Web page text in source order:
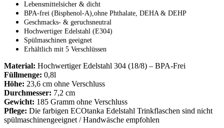
Lebensmittelsicher & dicht
BPA-frei (Bisphenol-A),ohne Phthalate, DEHA & DEHP
Geschmacks- & geruchsneutral
Hochwertiger Edelstahl (E304)
Spülmaschinen geeignet
Erhältlich mit 5 Verschlüssen
Material: Hochwertiger Edelstahl 304 (18/8) – BPA-Frei
Füllmenge: 0,8l
Höhe: 23,6 cm ohne Verschluss
Durchmesser: 7,2 cm
Gewicht: 185 Gramm ohne Verschluss
Pflege: Die farbigen ECOtanka Edelstahl Trinkflaschen sind nicht
spülmaschinengeeignet / Handwäsche empfohlen